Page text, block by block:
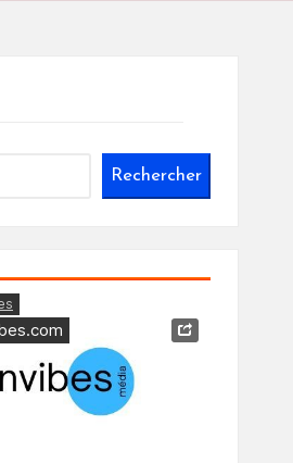
Rechercher